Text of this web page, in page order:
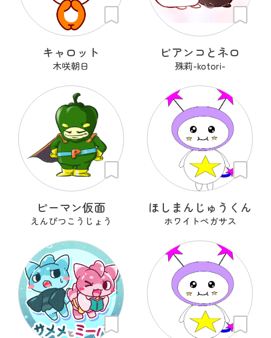
キャロット
木咲朝日
ビアンコとネロ
殊莉-kotori-
ピーマン仮面
えんぴつこうじょう
ほしまんじゅうくん
ホワイトペガサス